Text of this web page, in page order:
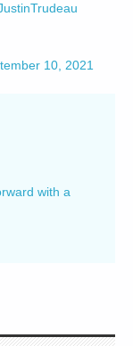
10, 2021
with a